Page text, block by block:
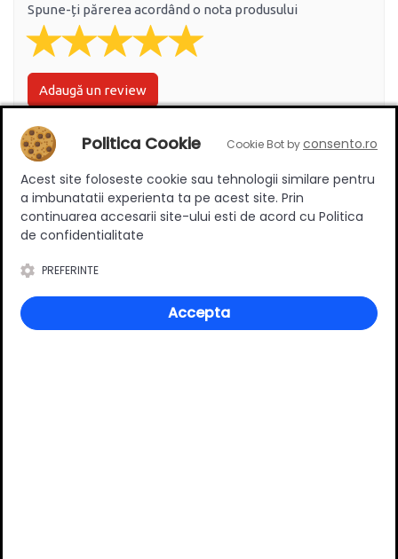
Spune-ți părerea acordând o nota produsului
Adaugă un review
Ratingul general al produsului
Întrebări și răspunsuri
Politica Cookie Cookie Bot byconsento.ro
Acest site foloseste cookie sau tehnologii similare pentru
a imbunatatii experienta ta pe acest site. Prin
continuarea accesarii site-ului esti de acord cu Politica
de confidentialitate
PREFERINTE
Accepta